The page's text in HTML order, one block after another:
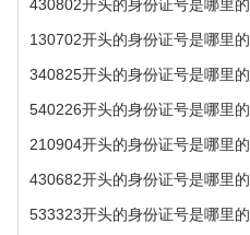
430802开头的身份证号是哪里的
130702开头的身份证号是哪里的
340825开头的身份证号是哪里的
540226开头的身份证号是哪里的
210904开头的身份证号是哪里的
430682开头的身份证号是哪里的
533323开头的身份证号是哪里的